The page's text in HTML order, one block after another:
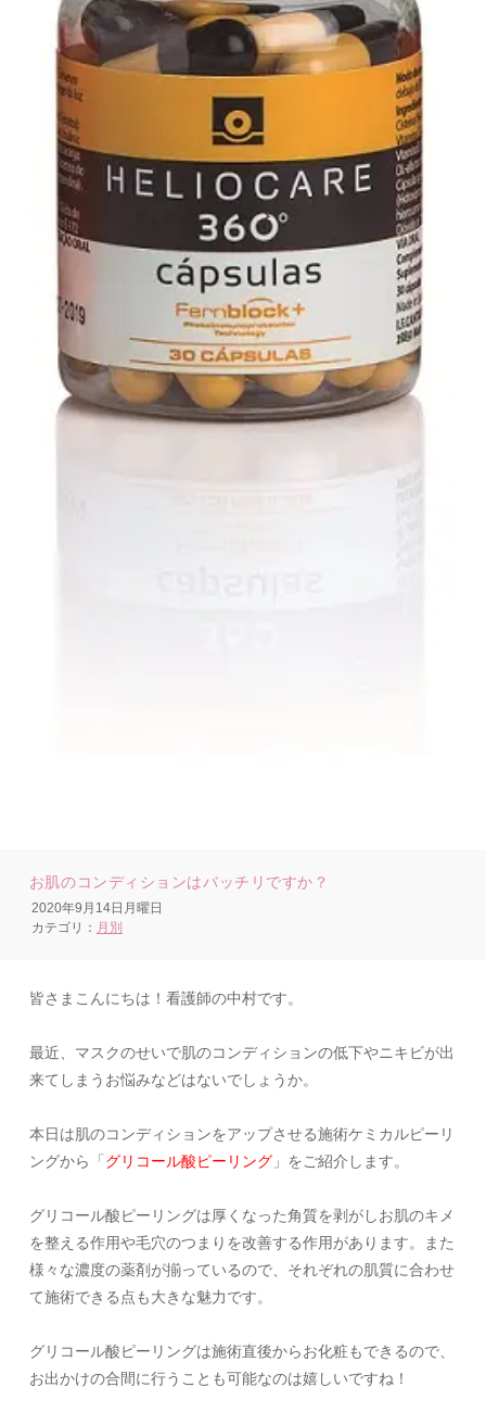
お肌のコンディションはバッチリですか？
2020年9月14日月曜日
カテゴリ： 月別
皆さまこんにちは！看護師の中村です。
最近、マスクのせいで肌のコンディションの低下やニキビが出
来てしまうお悩みなどはないでしょうか。
本日は肌のコンディションをアップさせる施術ケミカルピーリ
ングから「グリコール酸ピーリング」をご紹介します。
グリコール酸ピーリングは厚くなった角質を剥がしお肌のキメ
を整える作用や毛穴のつまりを改善する作用があります。また
様々な濃度の薬剤が揃っているので、それぞれの肌質に合わせ
て施術できる点も大きな魅力です。
グリコール酸ピーリングは施術直後からお化粧もできるので、
お出かけの合間に行うことも可能なのは嬉しいですね！